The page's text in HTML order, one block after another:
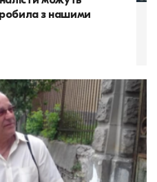
з нашими